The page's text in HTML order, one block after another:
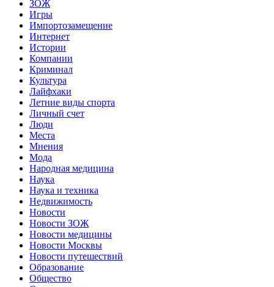
ЗОЖ
Игры
Импортозамещение
Интернет
Истории
Компании
Криминал
Культура
Лайфхаки
Летние виды спорта
Личный счет
Люди
Места
Мнения
Мода
Народная медицина
Наука
Наука и техника
Недвижимость
Новости
Новости ЗОЖ
Новости медицины
Новости Москвы
Новости путешествий
Образование
Общество